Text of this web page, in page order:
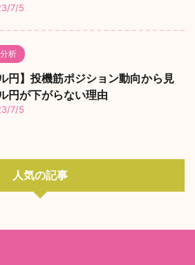
7/5
析
ル円】投機筋ポジション動向から見
円が下がらない理由
7/5
人気の記事